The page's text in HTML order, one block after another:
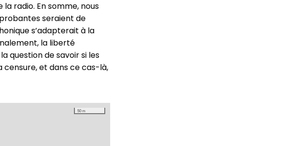
radio. En somme, nous
seraient de
s’adapterait à la
la liberté
question de savoir si les
et dans ce cas-là,
50 m